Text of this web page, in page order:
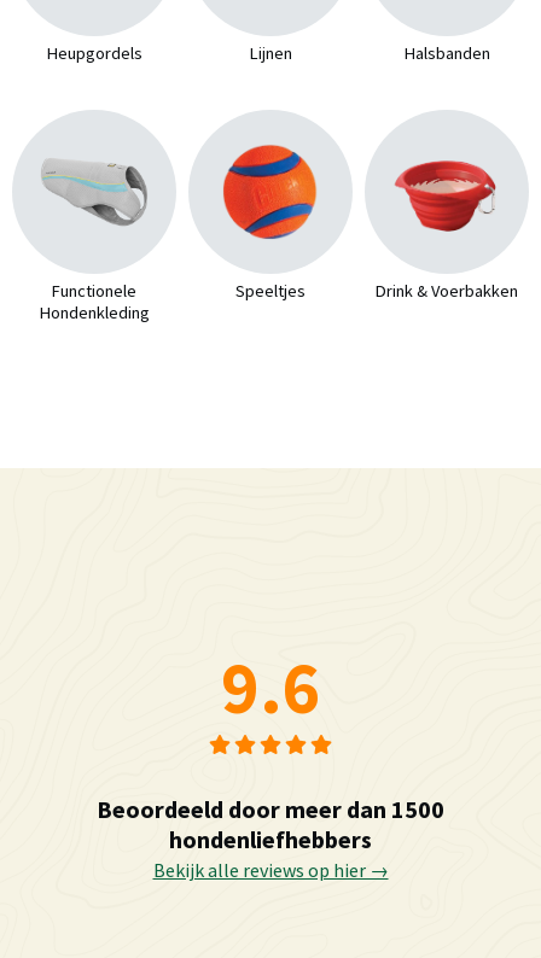
Heupgordels Lijnen Halsbanden
Functionele
Hondenkleding
Speeltjes Drink & Voerbakken
9.6
Beoordeeld door meer dan 1500
hondenliefhebbers
Bekijk alle reviews op hier →